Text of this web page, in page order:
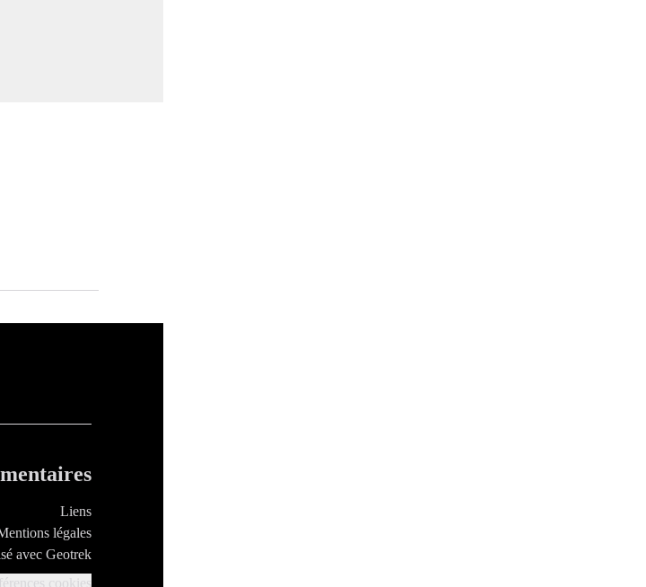
Liens
légales
avec Geotrek
cookies